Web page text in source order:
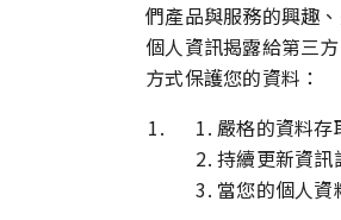
們產品與服務的興趣
個人資訊揭露給第三
方式保護您的資料：
嚴格的資料存
持續更新資訊
當您的個人資